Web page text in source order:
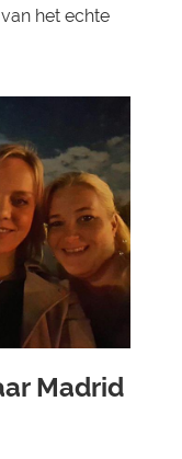
het echte
Madrid